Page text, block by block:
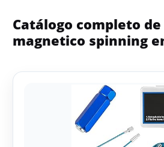
Catálogo completo
magnetico spinning